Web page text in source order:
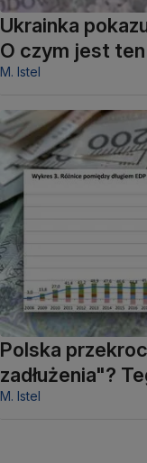
Ukrainka
O czym jest
M. Istel
Polska
zadłużenia"?
M. Istel